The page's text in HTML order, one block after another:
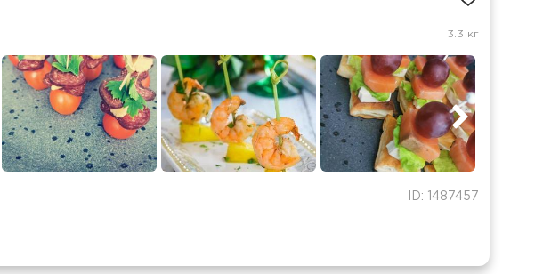
3.3 кг
ID: 1487457